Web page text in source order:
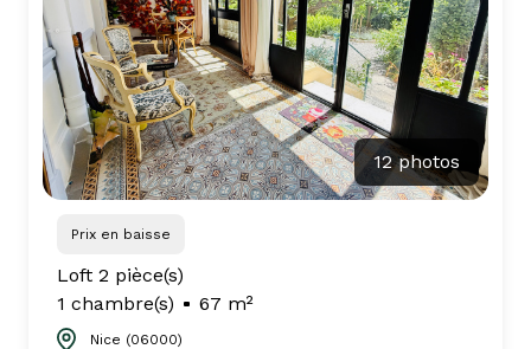
12 photos
Prix en baisse
Loft 2 pièce(s)
1 chambre(s)
67 m²
Nice (06000)